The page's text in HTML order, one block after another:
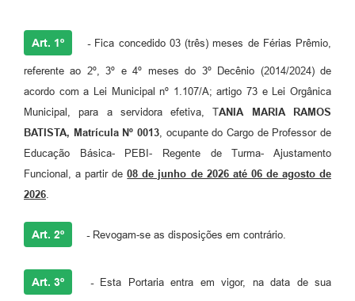
Art. 1º -Fica concedido 03 (três) meses de Férias Prêmio,
referente ao 2º, 3º e 4º meses do 3º Decênio (2014/2024) de
acordo com a Lei Municipal nº 1.107/A; artigo 73 e Lei Orgânica
Municipal, para a servidora efetiva, TANIA MARIA RAMOS
BATISTA, Matrícula Nº 0013 , ocupante do Cargo de Professor de
Educação Básica- PEBI- Regente de Turma- Ajustamento
Funcional, a partir de08 de junho de 2026 até 06 de agosto de
2026
Art. 2º -Revogam-se as disposições em contrário.
Art. 3º -Esta Portaria entra em vigor, na data de sua